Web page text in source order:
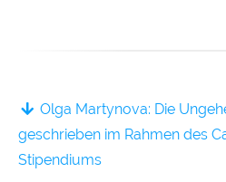
Olga Martynova: Die
geschrieben im Rahmen des
Stipendiums